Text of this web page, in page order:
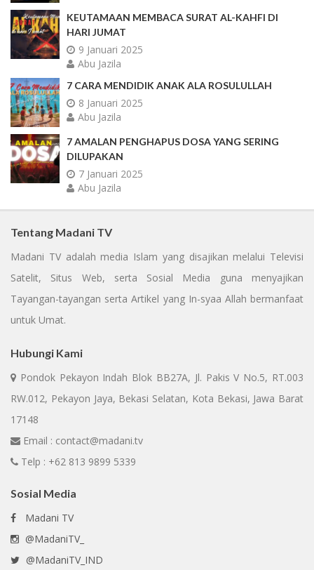
KEUTAMAAN MEMBACA SURAT AL-KAHFI DI
HARI JUMAT
9 Januari 2025
Abu Jazila
7 CARA MENDIDIK ANAK ALA ROSULULLAH
8 Januari 2025
Abu Jazila
7 AMALAN PENGHAPUS DOSA YANG SERING
DILUPAKAN
7 Januari 2025
Abu Jazila
Tentang Madani TV
Madani TV adalah media Islam yang disajikan melalui Televisi
Satelit, Situs Web, serta Sosial Media guna menyajikan
Tayangan-tayangan serta Artikel yang In-syaa Allah bermanfaat
untuk Umat.
Hubungi Kami
Pondok Pekayon Indah Blok BB27A, Jl. Pakis V No.5, RT.003
RW.012, Pekayon Jaya, Bekasi Selatan, Kota Bekasi, Jawa Barat
17148
Email : contact@madani.tv
Telp : +62 813 9899 5339
Sosial Media
Madani TV
@MadaniTV_
@MadaniTV_IND